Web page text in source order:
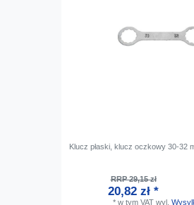
Klucz płaski, klucz oczkowy 30-32
RRP 29,15 zł
20,82 zł *
* w tym VATwyl.